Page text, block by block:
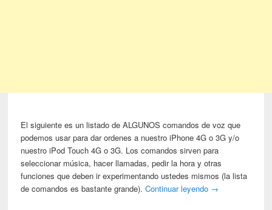
El siguiente es un listado de ALGUNOS comandos de voz que
podemos usar para dar ordenes a nuestro iPhone 4G o 3G y/o
nuestro iPod Touch 4G o 3G. Los comandos sirven para
seleccionar música, hacer llamadas, pedir la hora y otras
funciones que deben ir experimentando ustedes mismos (la lista
de comandos es bastante grande).Continuar leyendo →